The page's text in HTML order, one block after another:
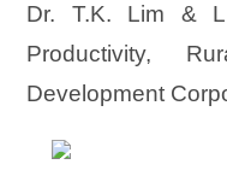
Dr. T.K. Lim & L
Productivity,
Development